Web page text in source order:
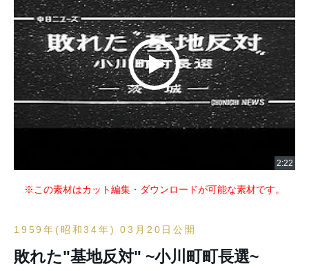
※この素材はカット編集・ダウンロードが可能な素材です。
1959年(昭和34年) 03月20日公開
敗れた"基地反対" ~小川町町長選~